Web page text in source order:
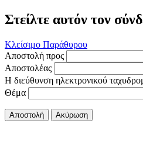
Στείλτε αυτόν τον
Κλείσιμο Παράθυρου
Αποστολή προς
Αποστολέας
Η διεύθυνση ηλεκτρονικού
Θέμα
Αποστολή Ακύρωση